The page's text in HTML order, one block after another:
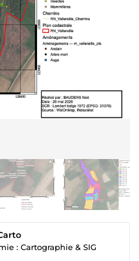
: Cartographie & SIG